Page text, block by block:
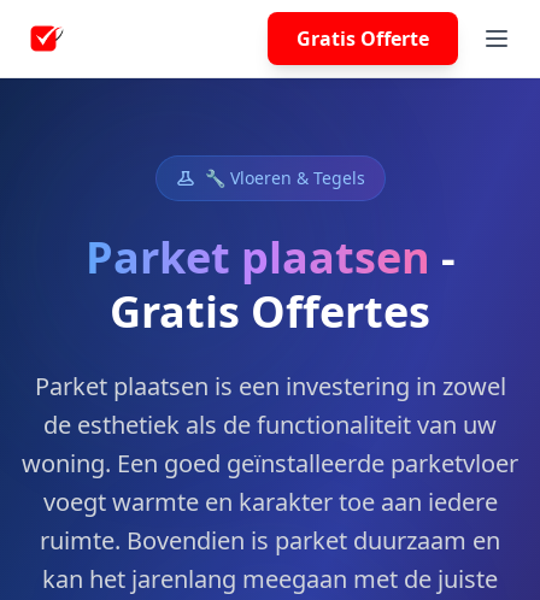
Gratis Offerte
🔧 Vloeren & Tegels
Parket plaatsen -
Gratis Offertes
Parket plaatsen is een investering in zowel
de esthetiek als de functionaliteit van uw
woning. Een goed geïnstalleerde parketvloer
voegt warmte en karakter toe aan iedere
ruimte. Bovendien is parket duurzaam en
kan het jarenlang meegaan met de juiste